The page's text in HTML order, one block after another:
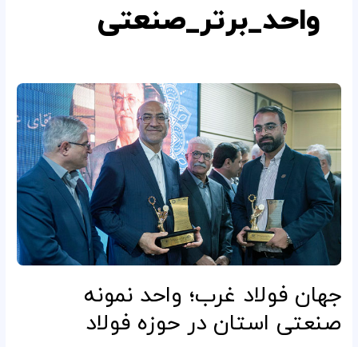
واحد_برتر_صنعتی
جهان فولاد غرب؛ واحد نمونه
صنعتی استان در حوزه فولاد
جهان
فولاد
واحد
نمونه
صنعتی
استان
در
حوزه
فولاد